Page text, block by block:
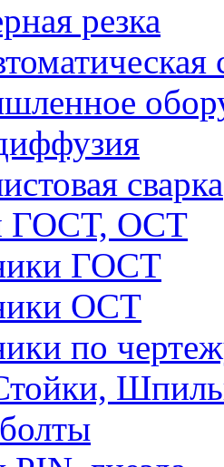
резка
сварка
ГОСТ, ОСТ
ГОСТ
ОСТ
по